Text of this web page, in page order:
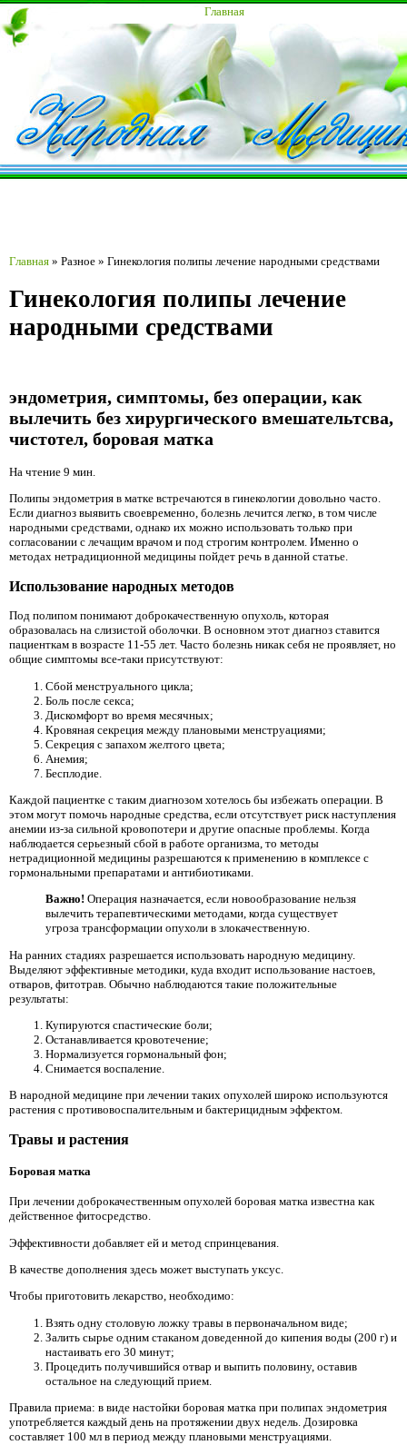
Главная
Главная » Разное » Гинекология полипы лечение народными средствами
Гинекология полипы лечение
народными средствами
эндометрия, симптомы, без операции, как
вылечить без хирургического вмешательтсва,
чистотел, боровая матка
На чтение 9 мин.
Полипы эндометрия в матке встречаются в гинекологии довольно часто.
Если диагноз выявить своевременно, болезнь лечится легко, в том числе
народными средствами, однако их можно использовать только при
согласовании с лечащим врачом и под строгим контролем. Именно о
методах нетрадиционной медицины пойдет речь в данной статье.
Использование народных методов
Под полипом понимают доброкачественную опухоль, которая
образовалась на слизистой оболочки. В основном этот диагноз ставится
пациенткам в возрасте 11-55 лет. Часто болезнь никак себя не проявляет, но
общие симптомы все-таки присутствуют:
Сбой менструального цикла;
Боль после секса;
Дискомфорт во время месячных;
Кровяная секреция между плановыми менструациями;
Секреция с запахом желтого цвета;
Анемия;
Бесплодие.
Каждой пациентке с таким диагнозом хотелось бы избежать операции. В
этом могут помочь народные средства, если отсутствует риск наступления
анемии из-за сильной кровопотери и другие опасные проблемы. Когда
наблюдается серьезный сбой в работе организма, то методы
нетрадиционной медицины разрешаются к применению в комплексе с
гормональными препаратами и антибиотиками.
Важно! Операция назначается, если новообразование нельзя
вылечить терапевтическими методами, когда существует
угроза трансформации опухоли в злокачественную.
На ранних стадиях разрешается использовать народную медицину.
Выделяют эффективные методики, куда входит использование настоев,
отваров, фитотрав. Обычно наблюдаются такие положительные
результаты:
Купируются спастические боли;
Останавливается кровотечение;
Нормализуется гормональный фон;
Снимается воспаление.
В народной медицине при лечении таких опухолей широко используются
растения с противовоспалительным и бактерицидным эффектом.
Травы и растения
Боровая матка
При лечении доброкачественным опухолей боровая матка известна как
действенное фитосредство.
Эффективности добавляет ей и метод спринцевания.
В качестве дополнения здесь может выступать уксус.
Чтобы приготовить лекарство, необходимо:
Взять одну столовую ложку травы в первоначальном виде;
Залить сырье одним стаканом доведенной до кипения воды (200 г) и
настаивать его 30 минут;
Процедить получившийся отвар и выпить половину, оставив
остальное на следующий прием.
Правила приема: в виде настойки боровая матка при полипах эндометрия
употребляется каждый день на протяжении двух недель. Дозировка
составляет 100 мл в период между плановыми менструациями.